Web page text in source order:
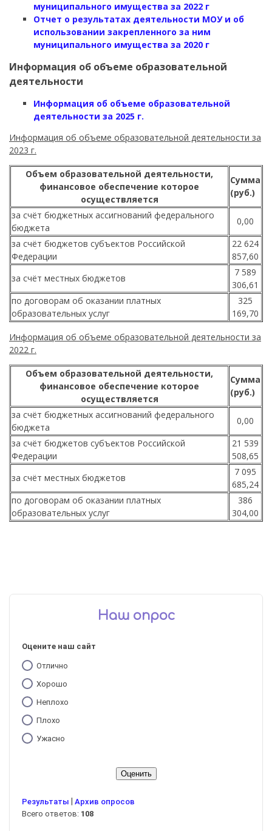
муниципального имущества за 2022 г
Отчет о результатах деятельности МОУ и об
использовании закрепленного за ним
муниципального имущества за 2020 г
Информация об объеме образовательной
деятельности
Информация об объеме образовательной
деятельности за 2025 г.
Информация об объеме образовательной деятельности за
2023 г.
Объем образовательной деятельности,
финансовое обеспечение которое
осуществляется
Сумма
(руб.)
за счёт бюджетных ассигнований федерального
бюджета
0,00
за счёт бюджетов субъектов Российской
Федерации
22 624
857,60
за счёт местных бюджетов
7 589
306,61
по договорам об оказании платных
образовательных услуг
325
169,70
Информация об объеме образовательной деятельности за
2022 г.
Объем образовательной деятельности,
финансовое обеспечение которое
осуществляется
Сумма
(руб.)
за счёт бюджетных ассигнований федерального
бюджета
0,00
за счёт бюджетов субъектов Российской
Федерации
21 539
508,65
за счёт местных бюджетов
7 095
685,24
по договорам об оказании платных
образовательных услуг
386
304,00
Наш опрос
Оцените наш сайт
Отлично
Хорошо
Неплохо
Плохо
Ужасно
Результаты
Архив опросов
Всего ответов: 108